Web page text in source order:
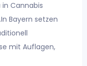
Cannabis
Bayern setzen
mit Auflagen,